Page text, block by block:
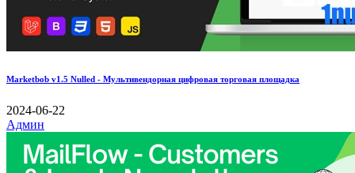
Marketbob v1.5 Nulled - Мультивендорная цифровая торговая площадка
2024-06-22
Админ